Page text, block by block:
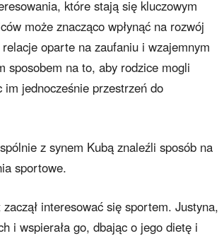
które stają się kluczowym
może znacząco wpłynąć na rozwój
oparte na zaufaniu i wzajemnym
sposobem na to, aby rodzice mogli
jednocześnie przestrzeń do
z synem Kubą znaleźli sposób na
sportowe.
interesować się sportem. Justyna,
i wspierała go, dbając o jego dietę i